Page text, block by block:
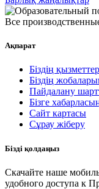
Все
Ақпарат
Біздің
Біздің
Пайдалану
Бізге
Сайт картасы
Сұрау жіберу
Бізді қолдаңыз
Скачайте наше
удобного доступа к